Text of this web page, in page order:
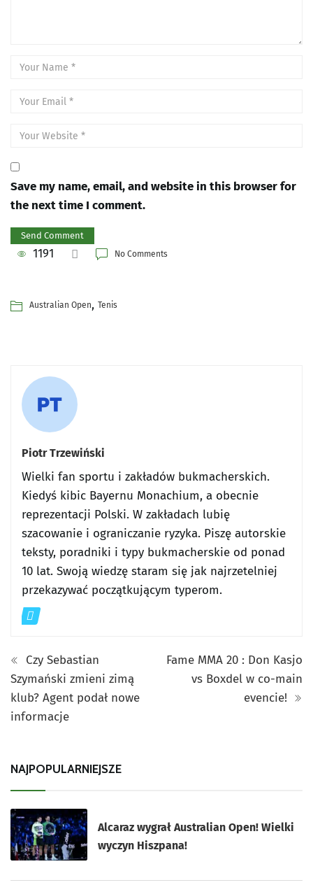
Save my name, email, and website in this browser for
the next time I comment.
1191 No Comments
Australian Open, Tenis
Piotr Trzewiński
Wielki fan sportu i zakładów bukmacherskich.
Kiedyś kibic Bayernu Monachium, a obecnie
reprezentacji Polski. W zakładach lubię
szacowanie i ograniczanie ryzyka. Piszę autorskie
teksty, poradniki i typy bukmacherskie od ponad
10 lat. Swoją wiedzę staram się jak najrzetelniej
przekazywać początkującym typerom.
Czy Sebastian
Szymański zmieni zimą
klub? Agent podał nowe
informacje
Fame MMA 20 : Don Kasjo
vs Boxdel w co-main
evencie!
NAJPOPULARNIEJSZE
Alcaraz wygrał Australian Open! Wielki
wyczyn Hiszpana!